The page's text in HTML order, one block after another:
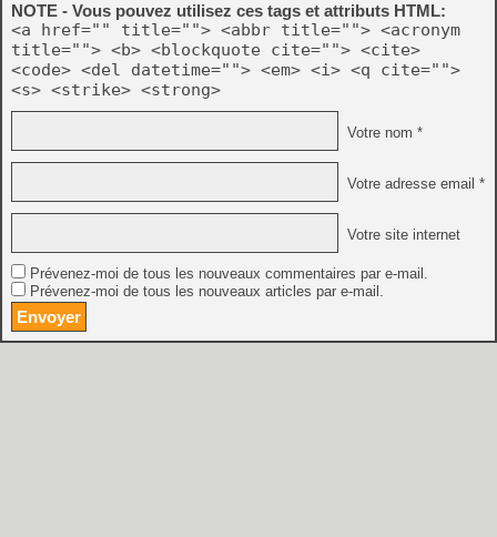
NOTE - Vous pouvez utilisez ces tags et attributs HTML:
<a href="" title=""> <abbr title=""> <acronym
title=""> <b> <blockquote cite=""> <cite>
<code> <del datetime=""> <em> <i> <q cite="">
<s> <strike> <strong>
Votre nom *
Votre adresse email *
Votre site internet
Prévenez-moi de tous les nouveaux commentaires par e-mail.
Prévenez-moi de tous les nouveaux articles par e-mail.